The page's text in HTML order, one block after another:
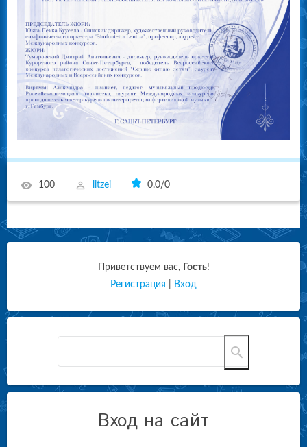
100 litzei 0.0/0
Приветствуем вас, Гость!
Регистрация
Вход
Вход на сайт